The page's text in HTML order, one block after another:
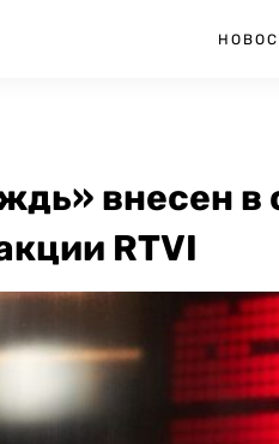
внесен в
RTVI